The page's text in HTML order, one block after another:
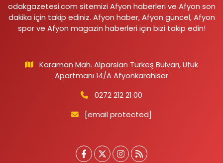
odakgazetesi.com sitemizi Afyon haberleri ve Afyon son
dakika için takip ediniz. Afyon haber, Afyon güncel, Afyon
spor ve Afyon magazin haberleri için bizi takip edin!
Karaman Mah. Alparslan Türkeş Bulvarı, Ufuk
Apartmanı 14/A Afyonkarahisar
0272 212 21 00
[email protected]